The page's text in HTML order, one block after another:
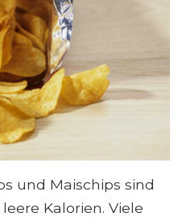
und Maischips sind
Kalorien. Viele